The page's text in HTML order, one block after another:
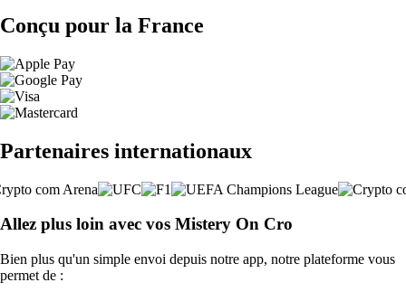
Conçu pour la France
Partenaires internationaux
Allez plus loin avec vos Mistery On Cro
Bien plus qu'un simple envoi depuis notre app, notre plateforme vous
permet de :